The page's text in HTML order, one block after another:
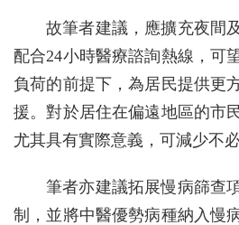
故筆者建議，應擴充夜間
配合24小時醫療諮詢熱線，可
負荷的前提下，為居民提供更
援。對於居住在偏遠地區的市
尤其具有實際意義，可減少不
筆者亦建議拓展慢病篩查
制，並將中醫優勢病種納入慢